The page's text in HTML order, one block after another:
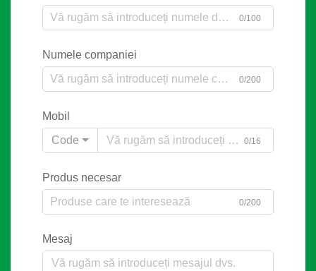
0/100
Numele companiei
0/200
Mobil
Code
0/16
Produs necesar
0/200
Mesaj